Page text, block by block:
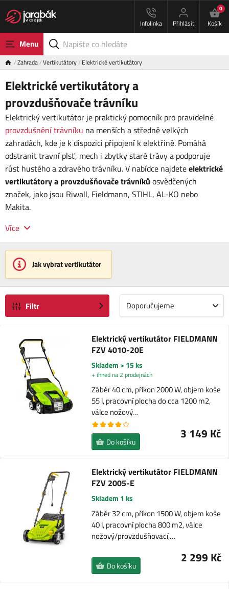
Infolinka Přihlásit
0
Košík
Menu
Zahrada Vertikutátory Elektrické vertikutátory
Elektrické vertikutátory a
provzdušňovače trávníku
Elektrický vertikutátor je praktický pomocník pro pravidelné
provzdušnění trávníku na menších a středně velkých
zahradách, kde je k dispozici připojení k elektřině. Pomáhá
odstranit travní plsť, mech i zbytky staré trávy a podporuje
růst hustého a zdravého trávníku. V nabídce najdeteelektrické
vertikutátory a provzdušňovače trávníků osvědčených
značek, jako jsou Riwall, Fieldmann, STIHL, AL-KO nebo
Makita.
Více
Jak vybrat vertikutátor
Filtr Doporučujeme
Elektrický vertikutátor FIELDMANN
FZV 4010-20E
Skladem > 15 ks
+ ihned na 2 prodejnách
Záběr 40 cm, příkon 2000 W, objem koše
55 l, pracovní plocha do cca 1200 m2,
válce nožový…
3 149 Kč
Do košíku
Elektrický vertikutátor FIELDMANN
FZV 2005-E
Skladem 1 ks
Záběr 32 cm, příkon 1500 W, objem koše
40 l, pracovní plocha 800 m2, válce
nožový/provzdušňovací,…
2 299 Kč
Do košíku